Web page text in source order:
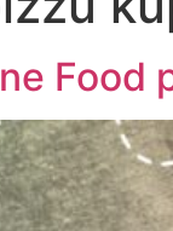
Food